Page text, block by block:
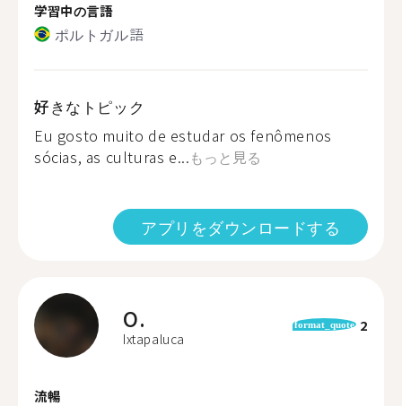
学習中の言語
ポルトガル語
好きなトピック
Eu gosto muito de estudar os fenômenos
sócias, as culturas e...もっと見る
アプリをダウンロードする
O.
Ixtapaluca
format_quote 2
流暢